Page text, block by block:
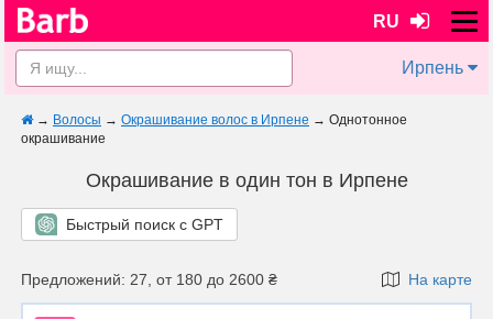
RU
Ирпень
→ Волосы → Окрашивание волос в Ирпене → Однотонное
окрашивание
Окрашивание в один тон в Ирпене
Быстрый поиск с GPT
Предложений: 27, от 180 до 2600 ₴ На карте